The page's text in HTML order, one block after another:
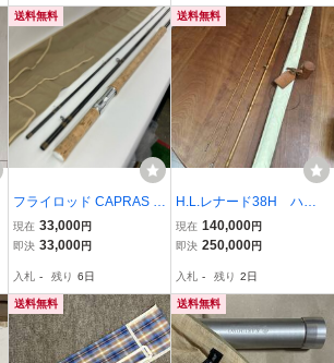
送料無料
フライロッド CAPRAS カ
プラス ARTISTA アルティ
スタ Smolt スモルト 13'6
現在 33,000円
即決 33,000円
入札 - 残り 6日
送料無料
H.L.レナード38H ハニ
ーラップ（テッド・シム
ロー期） 革のロッドケ
現在 140,000円
即決 250,000円
入札 - 残り 2日
送料無料 送料無料